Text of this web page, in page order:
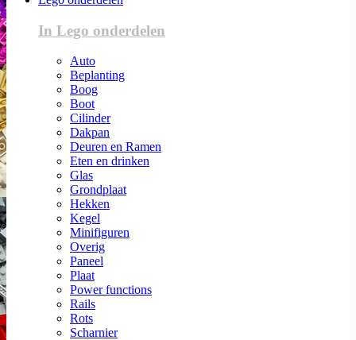
In Lego onderdelen
Auto
Beplanting
Boog
Boot
Cilinder
Dakpan
Deuren en Ramen
Eten en drinken
Glas
Grondplaat
Hekken
Kegel
Minifiguren
Overig
Paneel
Plaat
Power functions
Rails
Rots
Scharnier